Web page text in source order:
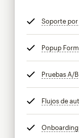
Soporte
Popup
Pruebas A/
Flujos de